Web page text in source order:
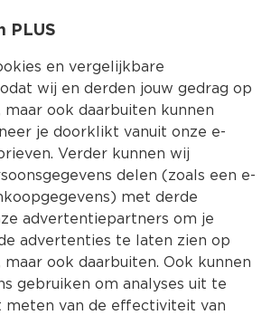
Kies jouw
Producten
PLUS
en vergelijkbare
wij en derden jouw gedrag op
ook daarbuiten kunnen
je doorklikt vanuit onze e-
Verder kunnen wij
delen (zoals een e-
met derde
advertentiepartners om je
advertenties te laten zien op
ook daarbuiten. Ook kunnen
gebruiken om analyses uit te
meten van de effectiviteit van